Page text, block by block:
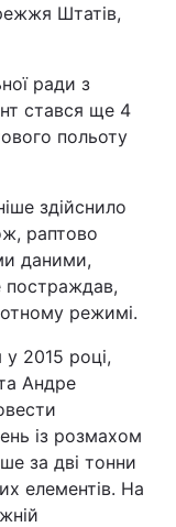
Штатів,
ради з
стався ще 4
польоту
здійснило
раптово
даними,
постраждав,
режимі.
у 2015 році,
Андре
із розмахом
за дві тонни
елементів. На